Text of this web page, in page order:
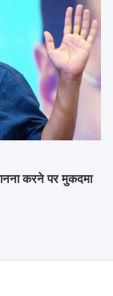
करने पर मुकदमा